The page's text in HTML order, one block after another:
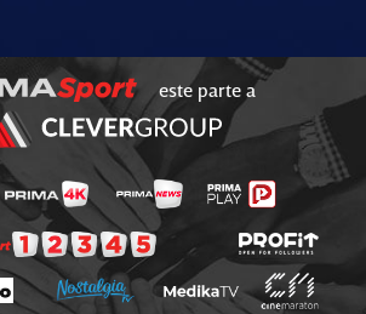
este parte a